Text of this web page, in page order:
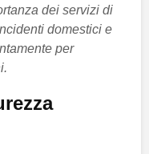
dei servizi di
domestici e
per